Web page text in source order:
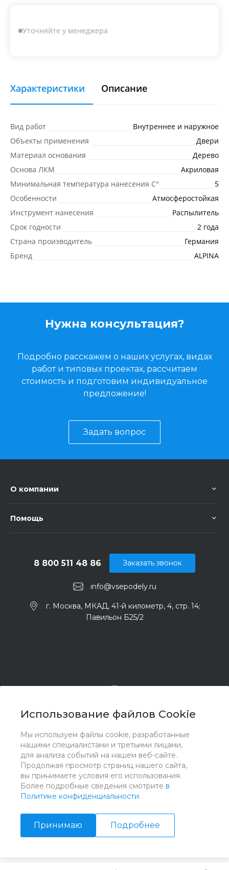
Использование файлов Cookie
Мы используем файлы cookie, разработанные
нашими специалистами и третьими лицами,
для анализа событий на нашем веб-сайте.
Продолжая просмотр страниц нашего сайта,
вы принимаете условия его использования.
Более подробные сведения смотрите в
Политике конфиденциальности.
Принимаю Подробнее
Уточняйте у менеджера
Характеристики Описание
Вид работ
Внутреннее и наружное
Объекты применения
Двери
Материал основания
Дерево
Основа ЛКМ
Акриловая
Минимальная температура нанесения C°
5
Особенности
Атмосферостойкая
Инструмент нанесения
Распылитель
Срок годности
2 года
Страна производитель
Германия
Бренд
ALPINA
Нужна консультация?
Подробно расскажем о наших услугах, видах
работ и типовых проектах, рассчитаем
стоимость и подготовим индивидуальное
предложение!
Задать вопрос
О компании
Помощь
info@vsepodely.ru
8 800 511 48 86
г. Москва, МКАД, 41-й километр, 4, стр. 14;
Павильон Б25/2
Заказать звонок
© 2017 - 2026 ООО "Комплектстрой 41", Все права
защищены